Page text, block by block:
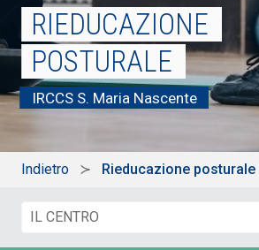
RIEDUCAZIONE
POSTURALE
IRCCS S. Maria Nascente
Indietro Rieducazione posturale